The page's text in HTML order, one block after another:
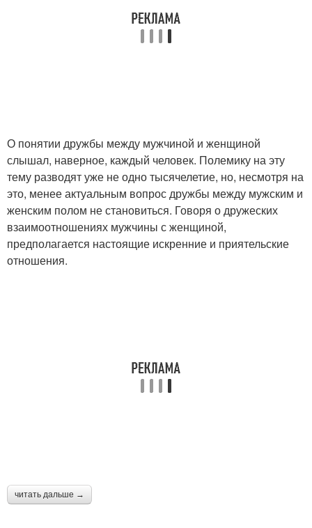
О понятии дружбы между мужчиной и женщиной
слышал, наверное, каждый человек. Полемику на эту
тему разводят уже не одно тысячелетие, но, несмотря на
это, менее актуальным вопрос дружбы между мужским и
женским полом не становиться. Говоря о дружеских
взаимоотношениях мужчины с женщиной,
предполагается настоящие искренние и приятельские
отношения.
читать дальше →